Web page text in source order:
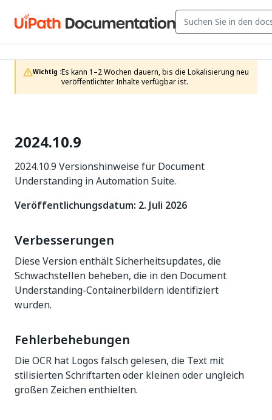
Wichtig :Es kann 1–2 Wochen dauern, bis die Lokalisierung neu
veröffentlichter Inhalte verfügbar ist.
2024.10.9
2024.10.9 Versionshinweise für Document
Understanding in Automation Suite.
Veröffentlichungsdatum: 2. Juli 2026
Verbesserungen
Diese Version enthält Sicherheitsupdates, die
Schwachstellen beheben, die in den Document
Understanding-Containerbildern identifiziert
wurden.
Fehlerbehebungen
Die OCR hat Logos falsch gelesen, die Text mit
stilisierten Schriftarten oder kleinen oder ungleich
großen Zeichen enthielten.